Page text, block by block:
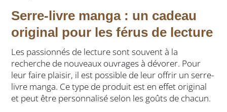
Serre-livre manga : un cadeau
original pour les férus de lecture
Les passionnés de lecture sont souvent à la
recherche de nouveaux ouvrages à dévorer. Pour
leur faire plaisir, il est possible de leur offrir un serre-
livre manga. Ce type de produit est en effet original
et peut être personnalisé selon les goûts de chacun.